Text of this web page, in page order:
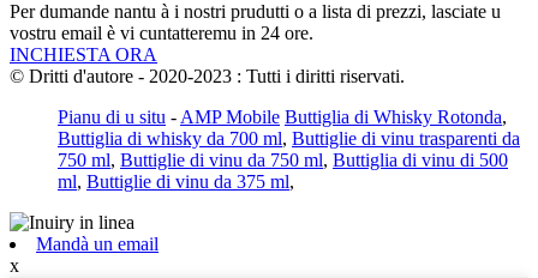
Per dumande nantu à i nostri prudutti o a lista di prezzi, lasciate u
vostru email è vi cuntatteremu in 24 ore.
INCHIESTA ORA
© Dritti d'autore - 2020-2023 : Tutti i diritti riservati.
Pianu di u situ - AMP Mobile Buttiglia di Whisky Rotonda,
Buttiglia di whisky da 700 ml, Buttiglie di vinu trasparenti da
750 ml, Buttiglie di vinu da 750 ml, Buttiglia di vinu di 500
ml, Buttiglie di vinu da 375 ml,
Mandà un email
x